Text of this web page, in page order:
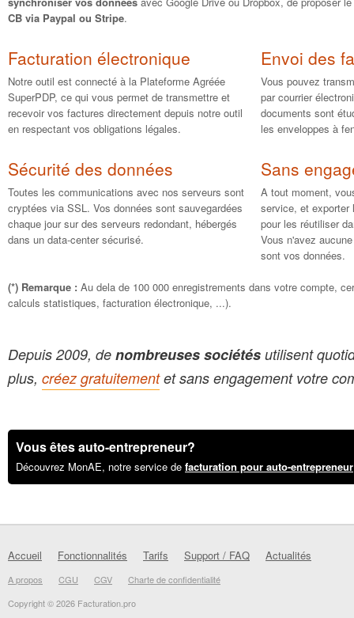
CB via Paypal ou Stripe.
Facturation électronique
Notre outil est connecté à la Plateforme Agréée
SuperPDP, ce qui vous permet de transmettre et
recevoir vos factures directement depuis notre outil
en respectant vos obligations légales.
Sécurité des données
Toutes les communications avec nos serveurs sont
cryptées via SSL. Vos données sont sauvegardées
chaque jour sur des serveurs redondant, hébergés
dans un data-center sécurisé.
Envoi des
Vous pouvez
par courrier
documents sont
les enveloppes à
Sans
A tout moment,
service, et exporter
pour les réutiliser
Vous n'avez
sont vos données.
(*) Remarque : Au dela de 100 000 enregistrements dans votre compte,
calculs statistiques, facturation électronique, ...).
Depuis 2009, de nombreuses sociétés utilisent
plus, créez gratuitementet sans engagement votre
Vous êtes auto-entrepreneur?
Découvrez MonAE, notre service de facturation pour auto-entrepreneur
Accueil Fonctionnalités Tarifs Support / FAQ Actualités
A propos CGU CGV
Charte de confidentialité
Copyright © 2026 Facturation.pro